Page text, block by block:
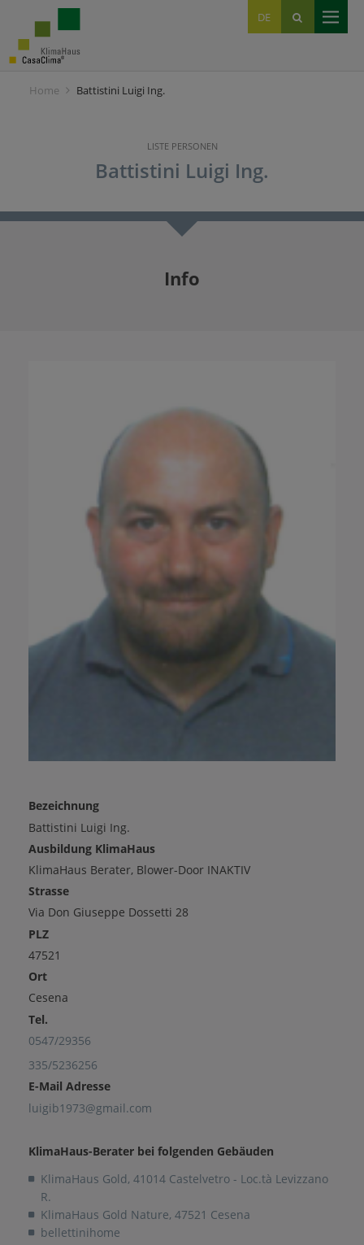
DE
IT
EN
Home Battistini Luigi Ing.
LISTE PERSONEN
Battistini Luigi Ing.
Info
Bezeichnung
Battistini Luigi Ing.
Ausbildung KlimaHaus
KlimaHaus Berater, Blower-Door INAKTIV
Strasse
Via Don Giuseppe Dossetti 28
PLZ
47521
Ort
Cesena
Tel.
0547/29356
335/5236256
E-Mail Adresse
luigib1973@gmail.com
KlimaHaus-Berater bei folgenden Gebäuden
KlimaHaus Gold, 41014 Castelvetro - Loc.tà Levizzano
R.
KlimaHaus Gold Nature, 47521 Cesena
bellettinihome